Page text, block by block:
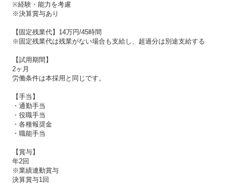
※経験・能力を考慮
※決算賞与あり
【固定残業代】14万円/45時間
※固定残業代は残業がない場合も支給し、超過分は別途支給する
【試用期間】
2ヶ月
労働条件は本採用と同じです。
【手当】
・通勤手当
・役職手当
・各種報奨金
・職能手当
【賞与】
年2回
※業績連動賞与
決算賞与1回